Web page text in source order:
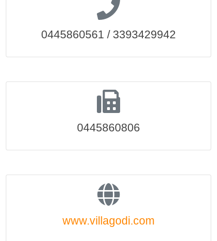
0445860561 / 3393429942
0445860806
www.villagodi.com